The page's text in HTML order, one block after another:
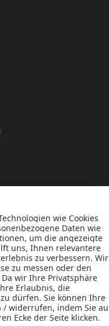
Kontakt
AGB
GbR © 2026